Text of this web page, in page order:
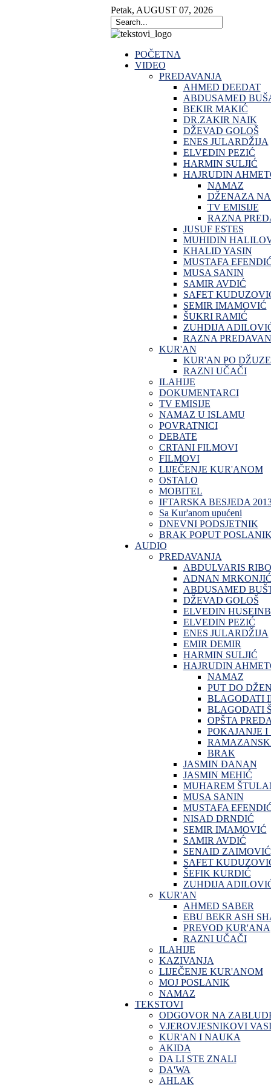
Petak, AUGUST 07, 2026
POČETNA
VIDEO
PREDAVANJA
AHMED DEEDAT
ABDUSAMED
BEKIR MAKIĆ
DR.ZAKIR NAIK
DŽEVAD GOLOŠ
ENES JULARDŽIJA
ELVEDIN PEZIĆ
HARMIN SULJIĆ
HAJRUDIN
NAMAZ
DŽENAZA
TV EMISIJE
RAZNA
JUSUF ESTES
MUHIDIN
KHALID YASIN
MUSTAFA
MUSA SANIN
SAMIR AVDIĆ
SAFET
SEMIR IMAMOVIĆ
ŠUKRI RAMIĆ
ZUHDIJA
RAZNA
KUR'AN
KUR'AN PO
RAZNI UČAČI
ILAHIJE
DOKUMENTARCI
TV EMISIJE
NAMAZ U ISLAMU
POVRATNICI
DEBATE
CRTANI FILMOVI
FILMOVI
LIJEČENJE KUR'ANOM
OSTALO
MOBITEL
IFTARSKA BESJEDA
Sa Kur'anom upućeni
DNEVNI PODSJETNIK
BRAK POPUT
AUDIO
PREDAVANJA
ABDULVARIS RIBO
ADNAN MRKONJIĆ
ABDUSAMED
DŽEVAD GOLOŠ
ELVEDIN
ELVEDIN PEZIĆ
ENES JULARDŽIJA
EMIR DEMIR
HARMIN SULJIĆ
HAJRUDIN
NAMAZ
PUT DO
BLAGODATI
BLAGODATI
OPŠTA
POKAJANJE I
BRAK
JASMIN ĐANAN
JASMIN MEHIĆ
MUHAREM
MUSA SANIN
MUSTAFA
NISAD DRNDIĆ
SEMIR IMAMOVIĆ
SAMIR AVDIĆ
SENAID ZAIMOVIĆ
SAFET
ŠEFIK KURDIĆ
ZUHDIJA
KUR'AN
AHMED SABER
EBU BEKR ASH
PREVOD KUR'ANA
RAZNI UČAČI
ILAHIJE
KAZIVANJA
LIJEČENJE KUR'ANOM
MOJ POSLANIK
NAMAZ
TEKSTOVI
ODGOVOR NA
VJEROVJESNIKOVI
KUR'AN I NAUKA
AKIDA
DA LI STE ZNALI
DA'WA
AHLAK